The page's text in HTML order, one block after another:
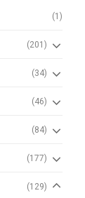
(1)
(201)
(34)
(46)
(84)
(177)
(129)